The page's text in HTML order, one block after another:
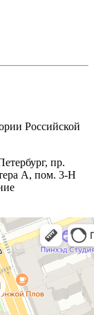
Российской
пр.
А, пом. 3-Н